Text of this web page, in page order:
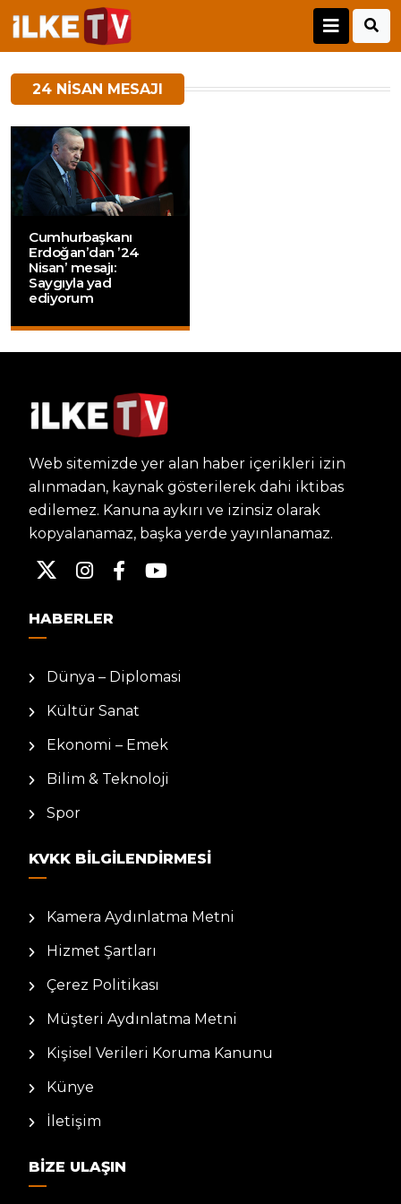
24 NISAN MESAJI
Cumhurbaşkanı
Erdoğan’dan ’24
Nisan’ mesajı:
Saygıyla yad
ediyorum
Web sitemizde yer alan haber içerikleri izin
alınmadan, kaynak gösterilerek dahi iktibas
edilemez. Kanuna aykırı ve izinsiz olarak
kopyalanamaz, başka yerde yayınlanamaz.
HABERLER
Dünya – Diplomasi
Kültür Sanat
Ekonomi – Emek
Bilim & Teknoloji
Spor
KVKK BILGILENDIRMESI
Kamera Aydınlatma Metni
Hizmet Şartları
Çerez Politikası
Müşteri Aydınlatma Metni
Kişisel Verileri Koruma Kanunu
Künye
İletişim
BIZE ULAŞIN